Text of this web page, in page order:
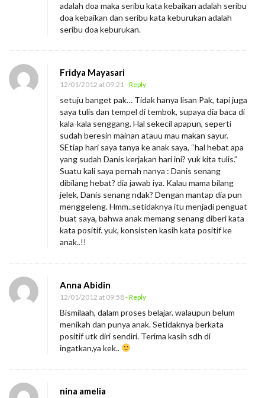
adalah doa maka seribu kata kebaikan adalah seribu
doa kebaikan dan seribu kata keburukan adalah
seribu doa keburukan.
Fridya Mayasari
12/01/2012 at 09:21- Reply
setuju banget pak… Tidak hanya lisan Pak, tapi juga
saya tulis dan tempel di tembok, supaya dia baca di
kala-kala senggang. Hal sekecil apapun, seperti
sudah beresin mainan atauu mau makan sayur.
SEtiap hari saya tanya ke anak saya, “hal hebat apa
yang sudah Danis kerjakan hari ini? yuk kita tulis.”
Suatu kali saya pernah nanya : Danis senang
dibilang hebat? dia jawab iya. Kalau mama bilang
jelek, Danis senang ndak? Dengan mantap dia pun
menggeleng. Hmm..setidaknya itu menjadi penguat
buat saya, bahwa anak memang senang diberi kata
kata positif. yuk, konsisten kasih kata positif ke
anak..!!
Anna Abidin
12/01/2012 at 09:58- Reply
Bismilaah, dalam proses belajar. walaupun belum
menikah dan punya anak. Setidaknya berkata
positif utk diri sendiri. Terima kasih sdh di
ingatkan,ya kek..
nina amelia